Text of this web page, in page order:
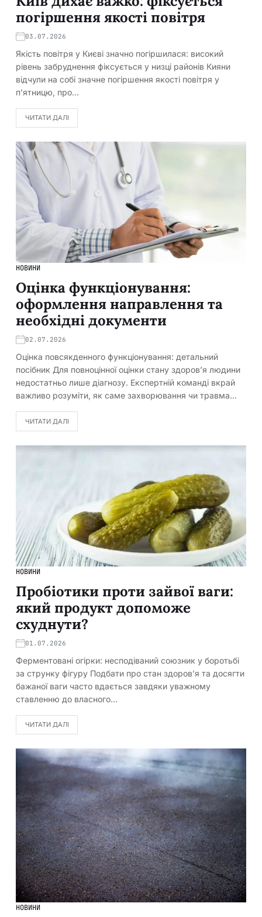
погіршення якості повітря
03.07.2026
Якість повітря у Києві значно погіршилася: високий
рівень забруднення фіксується у низці районів Кияни
відчули на собі значне погіршення якості повітря у
п’ятницю, про…
ЧИТАТИ ДАЛІ
НОВИНИ
Оцінка функціонування:
оформлення направлення та
необхідні документи
02.07.2026
Оцінка повсякденного функціонування: детальний
посібник Для повноцінної оцінки стану здоров’я людини
недостатньо лише діагнозу. Експертній команді вкрай
важливо розуміти, як саме захворювання чи травма…
ЧИТАТИ ДАЛІ
НОВИНИ
Пробіотики проти зайвої ваги:
який продукт допоможе
схуднути?
01.07.2026
Ферментовані огірки: несподіваний союзник у боротьбі
за струнку фігуру Подбати про стан здоров’я та досягти
бажаної ваги часто вдається завдяки уважному
ставленню до власного…
ЧИТАТИ ДАЛІ
НОВИНИ